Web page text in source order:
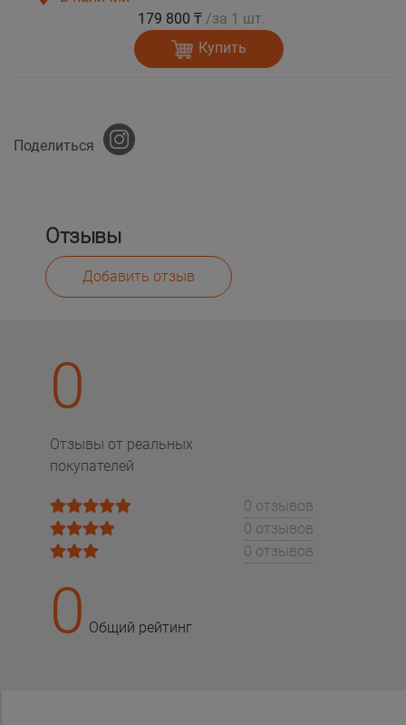
179 800 ₸ /за 1 шт.
Купить
Поделиться
Отзывы
Добавить отзыв
0
Отзывы от реальных
покупателей
0 отзывов
0 отзывов
0 отзывов
0 Общий рейтинг